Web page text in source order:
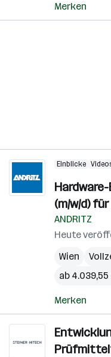
Merken
Einblicke
(m/w/d)
ANDRITZ
Heute
Wien
ab
Merken